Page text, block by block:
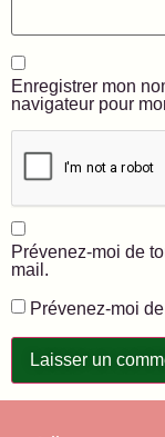
Enregistrer mon
navigateur pour
Prévenez-moi de
mail.
Prévenez-moi